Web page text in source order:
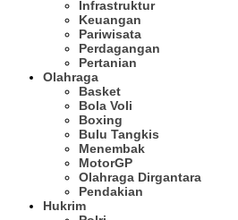
Infrastruktur
Keuangan
Pariwisata
Perdagangan
Pertanian
Olahraga
Basket
Bola Voli
Boxing
Bulu Tangkis
Menembak
MotorGP
Olahraga Dirgantara
Pendakian
Hukrim